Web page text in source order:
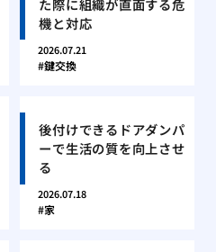
機と対応
2026.07.21
鍵交換
後付けできるドアダンパ
ーで生活の質を向上させ
る
2026.07.18
家